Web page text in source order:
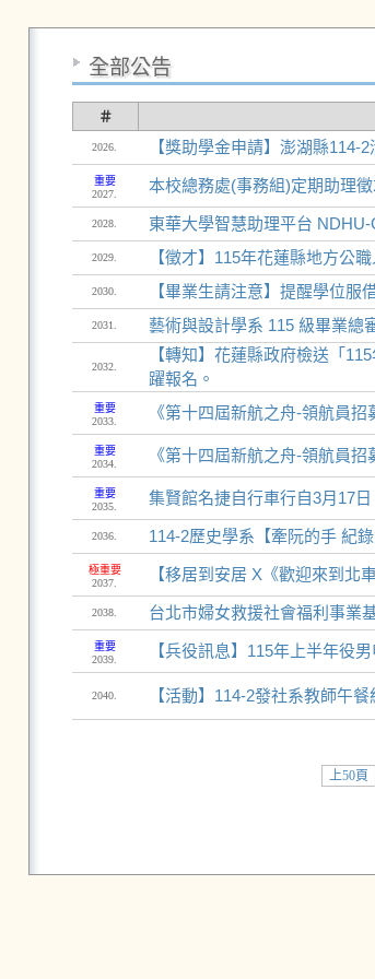
全部公告
＃
2026. 【獎助學金申請】澎湖縣
重要
2027.
本校總務處(事務組)定期助理
2028. 東華大學智慧助理平台
2029. 【徵才】115年花蓮縣地方公
2030. 【畢業生請注意】提醒學位服
2031. 藝術與設計學系 115 級畢業總
2032.
【轉知】花蓮縣政府檢送「
躍報名。
重要
2033.
《第十四屆新航之舟-領航員招
重要
2034.
《第十四屆新航之舟-領航員招
重要
2035.
集賢館名捷自行車行自3月17
2036. 114-2歷史學系【牽阮的手 紀
極重要
2037.
【移居到安居 X《歡迎來到北
2038. 台北市婦女救援社會福利事業
重要
2039.
【兵役訊息】115年上半年役
2040. 【活動】114-2發社系教師午
上50頁